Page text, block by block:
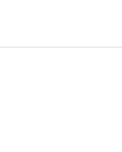
ανδρών
Πανελευσινιακό
η Φιλία